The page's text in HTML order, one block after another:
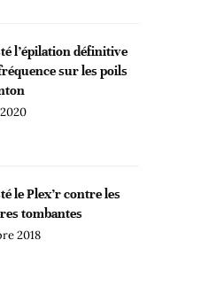
l’épilation définitive
sur les poils
le Plex’r contre les
tombantes
2018